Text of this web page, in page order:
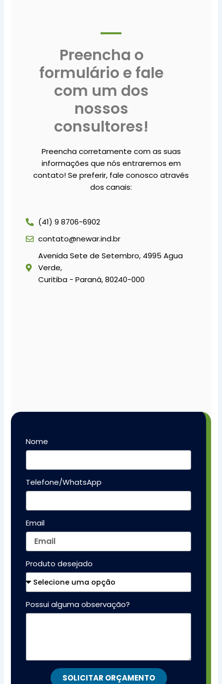
Preencha o
formulário e fale
com um dos
nossos
consultores!
Preencha corretamente com as suas
informações que nós entraremos em
contato! Se preferir, fale conosco através
dos canais:
(41) 9 8706-6902
contato@newar.ind.br
Avenida Sete de Setembro, 4995 Agua
Verde,
Curitiba - Paraná, 80240-000
Nome
Telefone/WhatsApp
Email
Produto desejado
Possui alguma observação?
SOLICITAR ORÇAMENTO